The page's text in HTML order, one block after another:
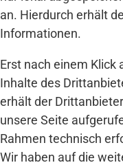
an. Hierdurch erhält
Informationen.
Erst nach einem Klick
Inhalte des
erhält der
unsere Seite
Rahmen technisch
Wir haben auf die